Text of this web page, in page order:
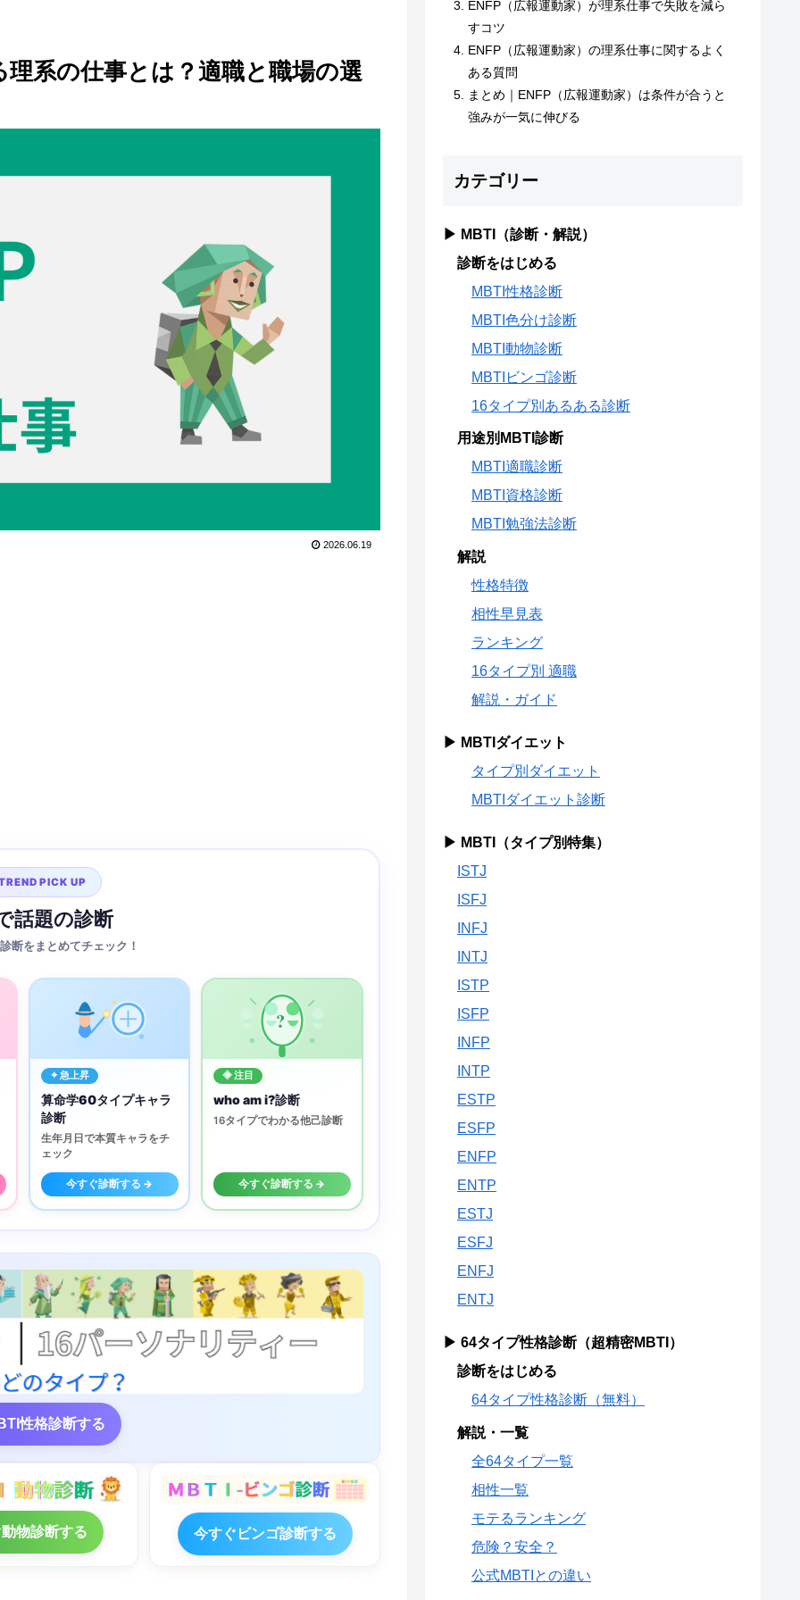
系の仕事とは？適職と職場の選
2026.06.19
PICK UP
話題の診断
断をまとめてチェック！
✦ 急上昇
算命学60タイプキャラ
診断
生年月日で本質キャラをチ
ェック
今すぐ診断する →
?
◈ 注目
who am i?診断
16タイプでわかる他己診断
今すぐ診断する →
性格診断する
物診断する 今すぐビンゴ診断する
ENFP（広報運動家）が理系仕事で失敗を減ら
すコツ
ENFP（広報運動家）の理系仕事に関するよく
ある質問
まとめ｜ENFP（広報運動家）は条件が合うと
強みが一気に伸びる
カテゴリー
▶ MBTI（診断・解説）
診断をはじめる
MBTI性格診断
MBTI色分け診断
MBTI動物診断
MBTIビンゴ診断
16タイプ別あるある診断
用途別MBTI診断
MBTI適職診断
MBTI資格診断
MBTI勉強法診断
解説
性格特徴
相性早見表
ランキング
16タイプ別 適職
解説・ガイド
▶ MBTIダイエット
タイプ別ダイエット
MBTIダイエット診断
▶ MBTI（タイプ別特集）
ISTJ
ISFJ
INFJ
INTJ
ISTP
ISFP
INFP
INTP
ESTP
ESFP
ENFP
ENTP
ESTJ
ESFJ
ENFJ
ENTJ
▶ 64タイプ性格診断（超精密MBTI）
診断をはじめる
64タイプ性格診断（無料）
解説・一覧
全64タイプ一覧
相性一覧
モテるランキング
危険？安全？
公式MBTIとの違い